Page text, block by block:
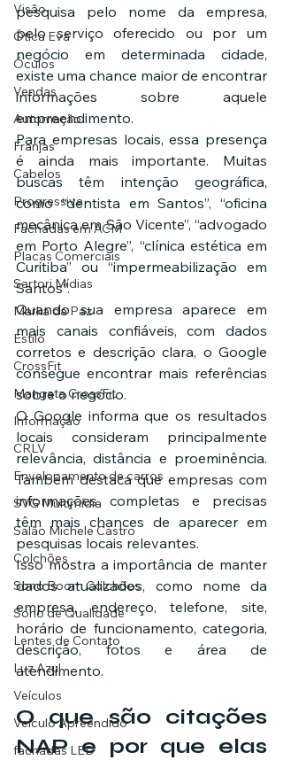
Visão
Ótica Eva
Óculos
Vendas
Automação
Franjas
Cabelos
Progressiva
Fachadas em ACM
Placas Comerciais
Sartori Mídias
Marka da Paz
Estilo
CrossFit
Mangata CrossFit
Informação
CRLV
Envelopamento de carros
SVG Multimídia
Salão Michele Castro
Colchões
Sono Boom Colchões
Sono de Qualidade
Lentes de Contato
Luz Azul
Veículos
Veículo Apreendido
fachadas LED
pesquisa pelo nome da empresa,
pelo serviço oferecido ou por um
negócio em determinada cidade,
existe uma chance maior de encontrar
informações sobre aquele
empreendimento.
Para empresas locais, essa presença
é ainda mais importante. Muitas
buscas têm intenção geográfica,
como “dentista em Santos”, “oficina
mecânica em São Vicente”, “advogado
em Porto Alegre”, “clínica estética em
Curitiba” ou “impermeabilização em
Santos”.
Quando sua empresa aparece em
mais canais confiáveis, com dados
corretos e descrição clara, o Google
consegue encontrar mais referências
sobre o negócio.
O Google informa que os resultados
locais consideram principalmente
relevância, distância e proeminência.
Também destaca que empresas com
informações completas e precisas
têm mais chances de aparecer em
pesquisas locais relevantes.
Isso mostra a importância de manter
dados atualizados, como nome da
empresa, endereço, telefone, site,
horário de funcionamento, categoria,
descrição, fotos e área de
atendimento.
O que são citações
NAP e por que elas